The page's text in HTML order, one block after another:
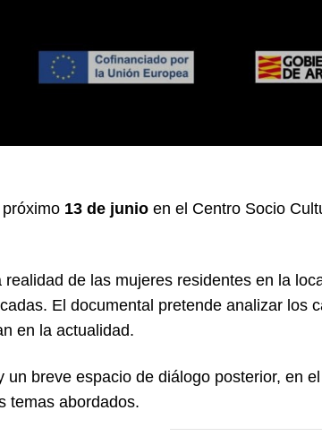
13 de junio en el Centro Socio
de las mujeres residentes en la
El documental pretende analizar los
en la actualidad.
breve espacio de diálogo posterior, en
temas abordados.